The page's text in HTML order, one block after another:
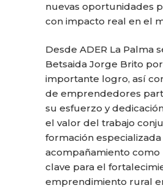
nuevas oportunidades
con impacto real en el
Desde ADER La Palma
Betsaida Jorge Brito
importante logro, así
de emprendedores
su esfuerzo y
el valor del trabajo
formación especializada
acompañamiento como
clave para el
emprendimiento rural